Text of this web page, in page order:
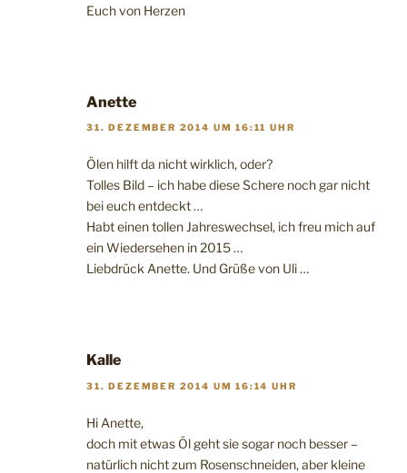
Euch von Herzen
Anette
31. DEZEMBER 2014 UM 16:11 UHR
Ölen hilft da nicht wirklich, oder?
Tolles Bild – ich habe diese Schere noch gar nicht
bei euch entdeckt …
Habt einen tollen Jahreswechsel, ich freu mich auf
ein Wiedersehen in 2015 …
Liebdrück Anette. Und Grüße von Uli …
Kalle
31. DEZEMBER 2014 UM 16:14 UHR
Hi Anette,
doch mit etwas Öl geht sie sogar noch besser –
natürlich nicht zum Rosenschneiden, aber kleine